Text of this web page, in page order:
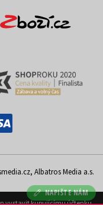
NAPIŠTE NÁM
Albatros Media a.s.
vystavit kupujícímu účtenku.